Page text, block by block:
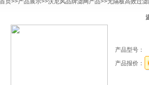
首页>>产品展示>>沃尼风品牌滤网产品>>无隔板高效过滤
产品型号：
产品报价：